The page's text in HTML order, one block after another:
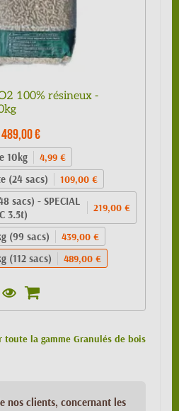
100% résineux -
489,00 €
10kg 4,99 €
(24 sacs) 109,00 €
sacs) - SPECIAL
3.5t)
219,00 €
(99 sacs) 439,00 €
(112 sacs) 489,00 €
toute la gamme Granulés de bois
nos clients, concernant les